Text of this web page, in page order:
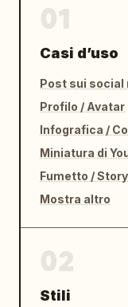
Casi d’uso
Post sui social
Profilo / Avatar
Infografica /
Miniatura di
Fumetto /
Mostra altro
Stili